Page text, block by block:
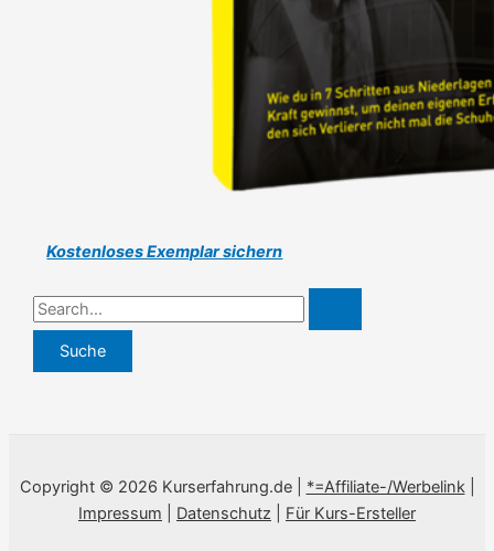
Kostenloses Exemplar sichern
Copyright © 2026 Kurserfahrung.de | *=Affiliate-/Werbelink
Impressum
Datenschutz Für Kurs-Ersteller